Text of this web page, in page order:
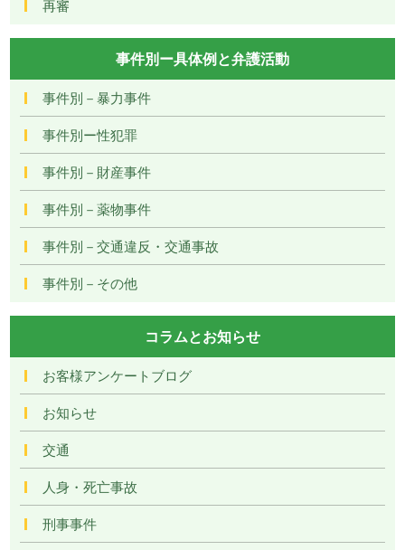
再審
事件別ー具体例と弁護活動
事件別－暴力事件
事件別ー性犯罪
事件別－財産事件
事件別－薬物事件
事件別－交通違反・交通事故
事件別－その他
コラムとお知らせ
お客様アンケートブログ
お知らせ
交通
人身・死亡事故
刑事事件